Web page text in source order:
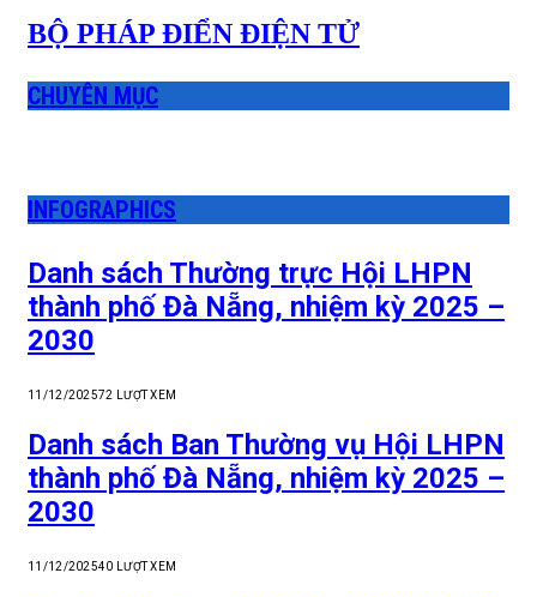
BỘ PHÁP ĐIỂN ĐIỆN TỬ
CHUYÊN MỤC
INFOGRAPHICS
Danh sách Thường trực Hội LHPN
thành phố Đà Nẵng, nhiệm kỳ 2025 –
2030
11/12/202572 LƯỢT XEM
Danh sách Ban Thường vụ Hội LHPN
thành phố Đà Nẵng, nhiệm kỳ 2025 –
2030
11/12/202540 LƯỢT XEM